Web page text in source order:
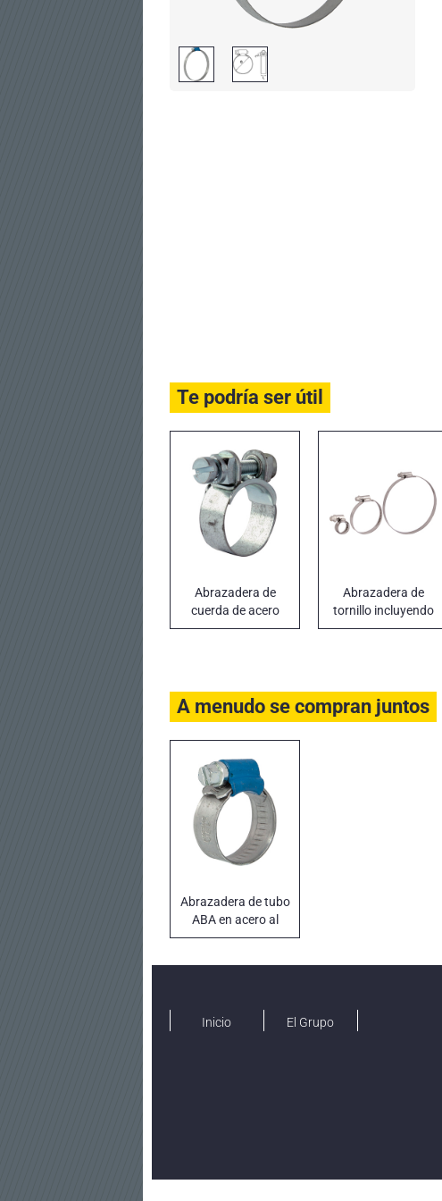
Te podría ser útil
Abrazadera de
cuerda de acero
galvanizado
Abrazadera de
tornillo incluyendo
acero de 9 mm
A menudo se compran juntos
Abrazadera de tubo
ABA en acero al
carbono
Inicio El Grupo